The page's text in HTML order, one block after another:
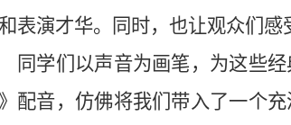
表演才华。同时，也让观众们感
同学们以声音为画笔，为这些
配音，仿佛将我们带入了一个